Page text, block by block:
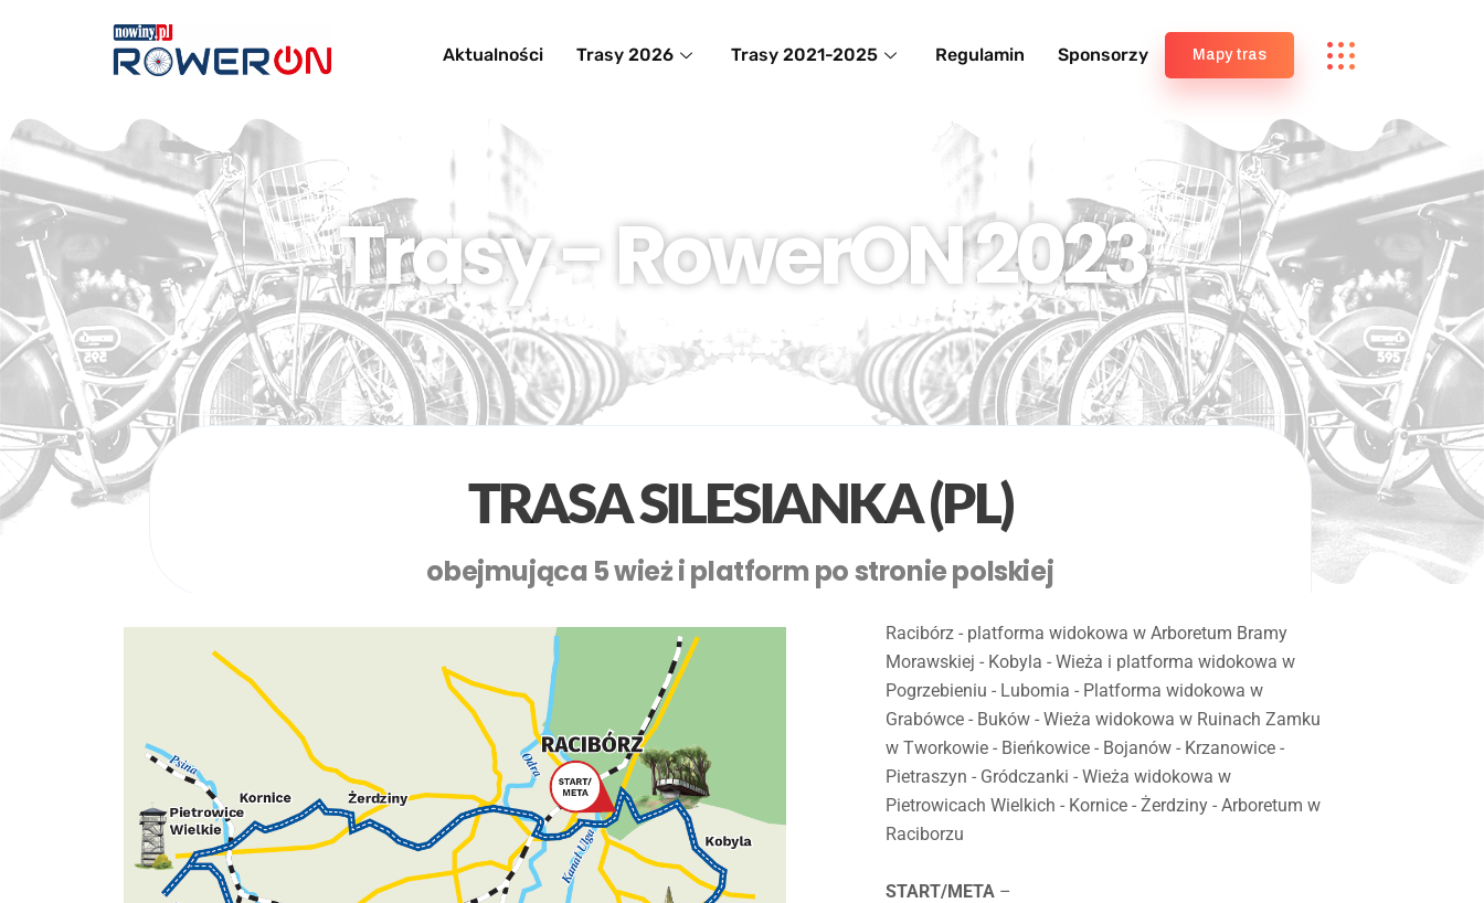
Aktualności Trasy 2026 Trasy 2021-2025 Regulamin Sponsorzy Mapy tras
Trasy - RowerON 2023
TRASA SILESIANKA (PL)
obejmująca 5 wież i platform po stronie polskiej
Racibórz - platforma widokowa w Arboretum Bramy
Morawskiej - Kobyla - Wieża i platforma widokowa w
Pogrzebieniu - Lubomia - Platforma widokowa w
Grabówce - Buków - Wieża widokowa w Ruinach Zamku
w Tworkowie - Bieńkowice - Bojanów - Krzanowice -
Pietraszyn - Gródczanki - Wieża widokowa w
Pietrowicach Wielkich - Kornice - Żerdziny - Arboretum w
Raciborzu
START/META–